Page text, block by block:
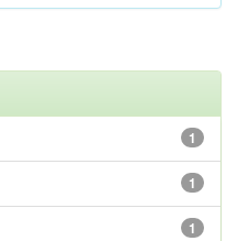
1
1
1